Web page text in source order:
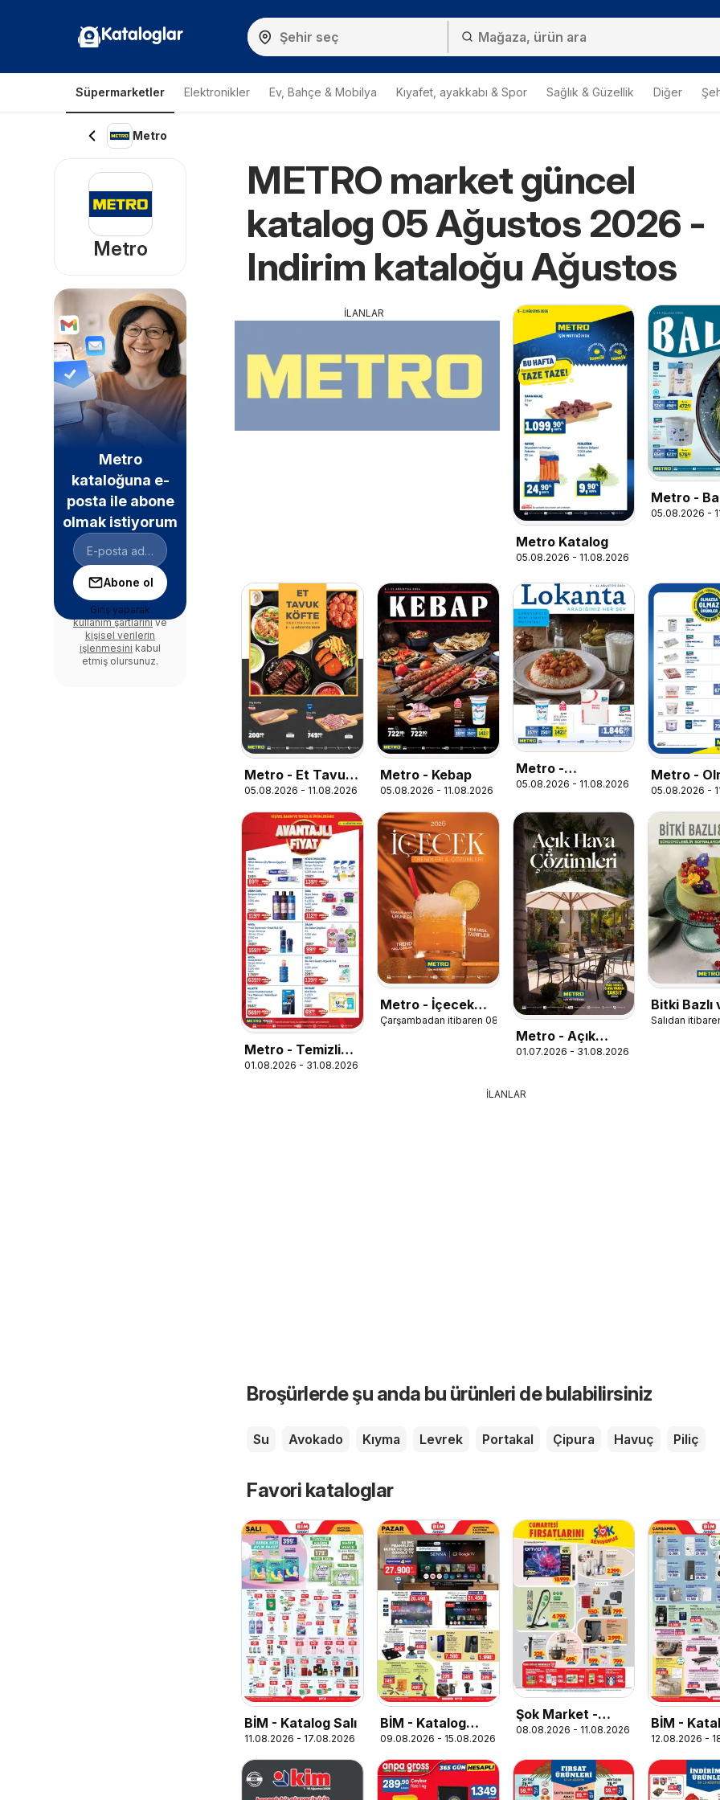
Kataloglar
Süpermarketler Elektronikler Ev, Bahçe & Mobilya Kıyafet, ayakkabı & Spor Sağlık & Güzellik Diğer
Metro
METRO market güncel
katalog 05 Ağustos 2026 -
Indirim kataloğu Ağustos
İLANLAR
Metro Katalog
05.08.2026 - 11.08.2026
Metro -
05.08.2026 -
Metro - Et Tavuk
Köfte
05.08.2026 - 11.08.2026
Metro - Kebap
05.08.2026 - 11.08.2026
Metro -
Lokantalar
05.08.2026 - 11.08.2026
Metro -
Olmaz
05.08.2026 -
Metro - Temizlik |
Kişisel bakım
01.08.2026 - 31.08.2026
Metro - İçecek
Trendleri ve
Çarşambadan itibaren 08.07.2026
Metro - Açık
Hava Çözümleri
01.07.2026 - 31.08.2026
Bitki Bazlı
Vegan
Salıdan
İLANLAR
Broşürlerde şu anda bu ürünleri de bulabilirsiniz
Su Avokado Kıyma Levrek Portakal Çipura Havuç Piliç
Favori kataloglar
BİM - Katalog Salı
11.08.2026 - 17.08.2026
BİM - Katalog
Pazar
09.08.2026 - 15.08.2026
Şok Market -
Hafta sonu
08.08.2026 - 11.08.2026
BİM -
Çarşamba
12.08.2026 -
Metro
Metro
kataloğuna e-
posta ile abone
olmak istiyorum
Abone ol
Giriş yaparak
kullanım şartlarınıve
kişisel verilerin
işlenmesini kabul
etmiş olursunuz.